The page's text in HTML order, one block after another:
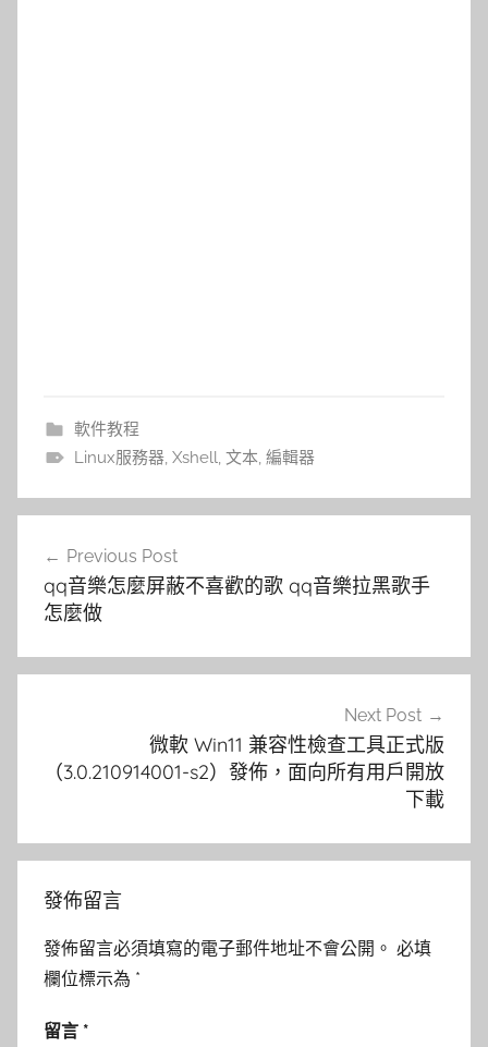
軟件教程
Linux服務器, Xshell, 文本, 編輯器
覽
Previous Post
qq音樂怎麼屏蔽不喜歡的歌 qq音樂拉黑歌手
怎麼做
Next Post
微軟 Win11 兼容性檢查工具正式版
（3.0.210914001-s2）發佈，面向所有用戶開放
下載
發佈留言
發佈留言必須填寫的電子郵件地址不會公開。 必填
欄位標示為 *
留言 *